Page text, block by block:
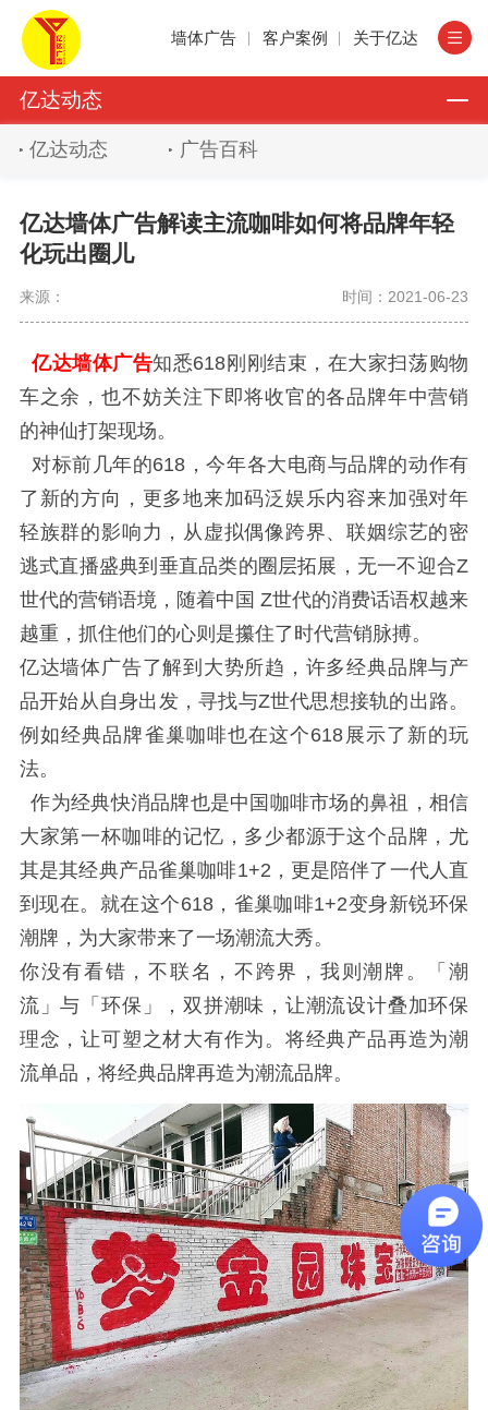
墙体广告 客户案例 关于亿达
亿达动态
亿达动态 广告百科
亿达墙体广告解读主流咖啡如何将品牌年轻
化玩出圈儿
来源： 时间：2021-06-23
亿达墙体广告知悉618刚刚结束，在大家扫荡购物
车之余，也不妨关注下即将收官的各品牌年中营销
的神仙打架现场。
对标前几年的618，今年各大电商与品牌的动作有
了新的方向，更多地来加码泛娱乐内容来加强对年
轻族群的影响力，从虚拟偶像跨界、联姻综艺的密
逃式直播盛典到垂直品类的圈层拓展，无一不迎合Z
世代的营销语境，随着中国 Z世代的消费话语权越来
越重，抓住他们的心则是攥住了时代营销脉搏。
亿达墙体广告了解到 大势所趋，许多经典品牌与产
品开始从自身出发，寻找与Z世代思想接轨的出路。
例如经典品牌雀巢咖啡也在这个618展示了新的玩
法。
作为经典快消品牌也是中国咖啡市场的鼻祖，相信
大家第一杯咖啡的记忆，多少都源于这个品牌，尤
其是其经典产品雀巢咖啡1+2，更是陪伴了一代人直
到现在。就在这个618，雀巢咖啡1+2变身新锐环保
潮牌，为大家带来了一场潮流大秀。
你没有看错，不联名，不跨界，我则潮牌。「潮
流」与「环保」，双拼潮味，让潮流设计叠加环保
理念，让可塑之材大有作为。将经典产品再造为潮
流单品，将经典品牌再造为潮流品牌。